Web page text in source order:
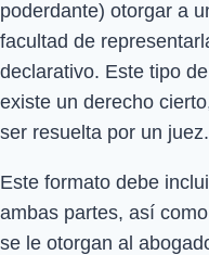
poderdante) otorgar a
facultad de
declarativo. Este tipo
existe un derecho
ser resuelta por un juez.
Este formato debe
ambas partes, así
se le otorgan al